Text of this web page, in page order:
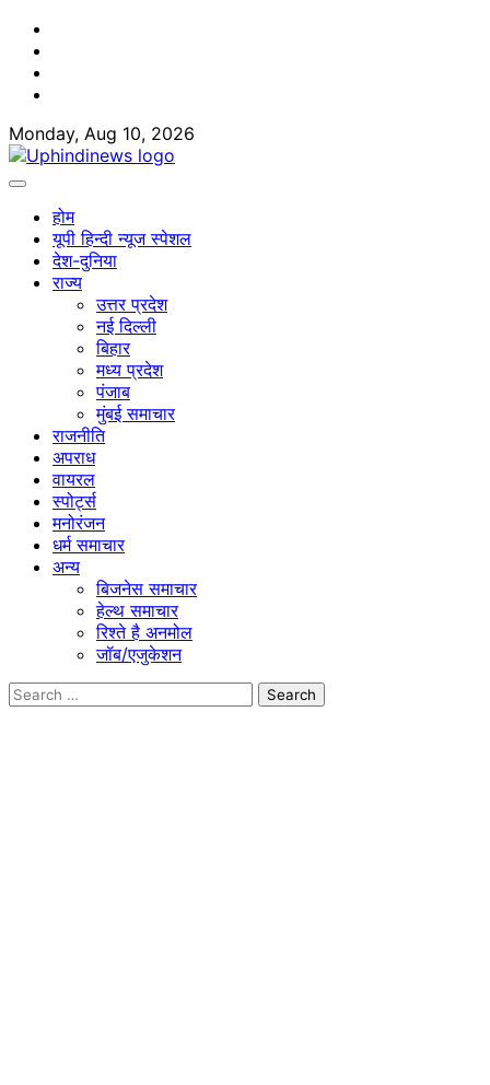
Skip
content
Monday, Aug 10, 2026
होम
यूपी हिन्दी न्यूज स्पेशल
देश-दुनिया
राज्य
उत्तर प्रदेश
नई दिल्ली
बिहार
मध्य प्रदेश
पंजाब
मुंबई समाचार
राजनीति
अपराध
वायरल
स्पोर्ट्स
मनोरंजन
धर्म समाचार
अन्य
बिजनेस समाचार
हेल्थ समाचार
रिश्ते है अनमोल
जॉब/एजुकेशन
Search